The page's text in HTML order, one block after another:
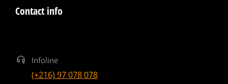
Contact info
Infoline
(+216) 97 078 078